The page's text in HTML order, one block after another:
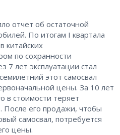
отчет об остаточной
По итогам I квартала
китайских
по сохранности
7 лет эксплуатации стал
этот самосвал
цены. За 10 лет
в стоимости теряет
После его продажи, чтобы
самосвал, потребуется
цены.